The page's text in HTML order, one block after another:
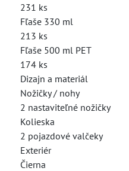
231 ks
Fľaše 330 ml
213 ks
Fľaše 500 ml PET
174 ks
Dizajn a materiál
Nožičky / nohy
2 nastaviteľné nožičky
Kolieska
2 pojazdové valčeky
Exteriér
Čierna